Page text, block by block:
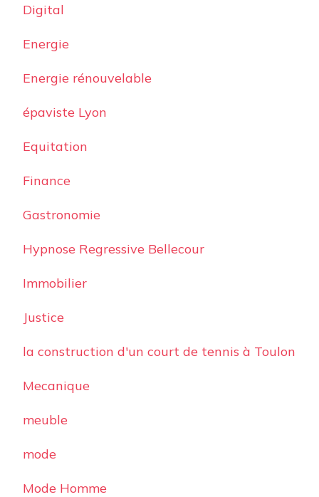
Digital
Energie
Energie rénouvelable
épaviste Lyon
Equitation
Finance
Gastronomie
Hypnose Regressive Bellecour
Immobilier
Justice
la construction d'un court de tennis à Toulon
Mecanique
meuble
mode
Mode Homme